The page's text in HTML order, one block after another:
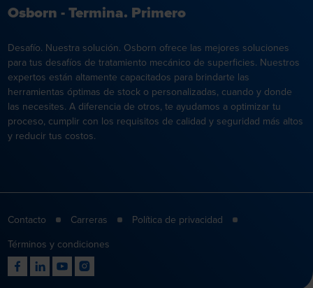
Osborn - Termina. Primero
Desafío. Nuestra solución. Osborn ofrece las mejores soluciones
para tus desafíos de tratamiento mecánico de superficies. Nuestros
expertos están altamente capacitados para brindarte las
herramientas óptimas de stock o personalizadas, cuando y donde
las necesites. A diferencia de otros, te ayudamos a optimizar tu
proceso, cumplir con los requisitos de calidad y seguridad más altos
y reducir tus costos.
Contacto Carreras
Política de privacidad
Términos y condiciones